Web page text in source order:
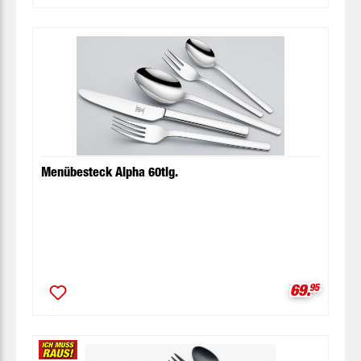
Menübesteck Alpha 60tlg.
69.95